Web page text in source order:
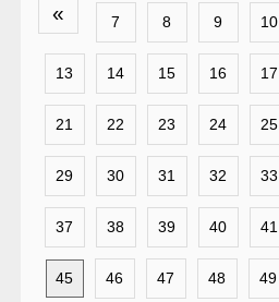
«
7 8 9 10
13 14 15 16 17
21 22 23 24 25
29 30 31 32 33
37 38 39 40 41
45 46 47 48 49